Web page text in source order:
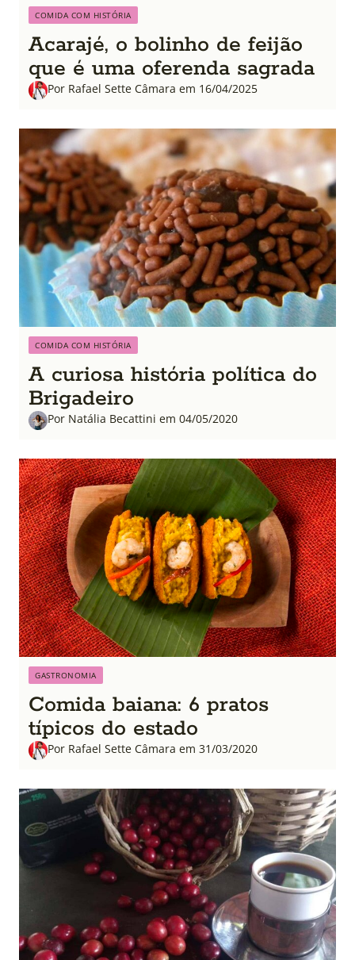
COMIDA COM HISTÓRIA
Acarajé, o bolinho de feijão
que é uma oferenda sagrada
Por Rafael Sette Câmara em 16/04/2025
COMIDA COM HISTÓRIA
A curiosa história política do
Brigadeiro
Por Natália Becattini em 04/05/2020
GASTRONOMIA
Comida baiana: 6 pratos
típicos do estado
Por Rafael Sette Câmara em 31/03/2020